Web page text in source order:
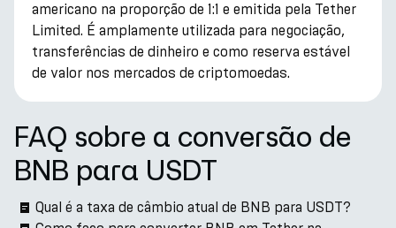
americano na proporção de 1:1 e emitida pela Tether
Limited. É amplamente utilizada para negociação,
transferências de dinheiro e como reserva estável
de valor nos mercados de criptomoedas.
FAQ sobre a conversão de
BNB para USDT
Qual é a taxa de câmbio atual de BNB para USDT?